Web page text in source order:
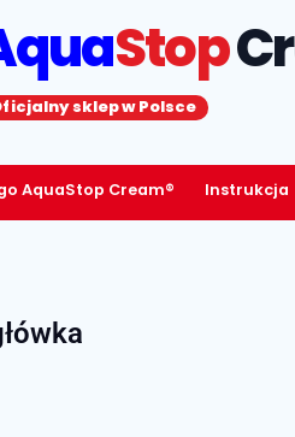
Stop
sklep w Polsce
AquaStop Cream® Instrukcja